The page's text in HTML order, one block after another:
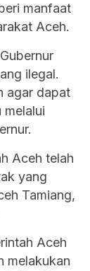
manfaat
Aceh.
ilegal.
agar dapat
Aceh telah
yang
Tamiang,
Aceh
melakukan